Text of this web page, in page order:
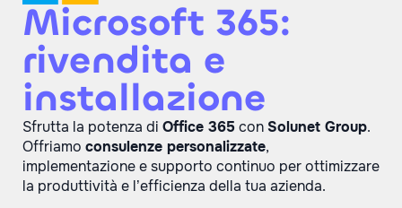
Microsoft 365:
rivendita e
installazione
Sfrutta la potenza di Office 365conSolunet Group.
Offriamo consulenze personalizzate,
implementazione e supporto continuo per ottimizzare
la produttività e l’efficienza della tua azienda.